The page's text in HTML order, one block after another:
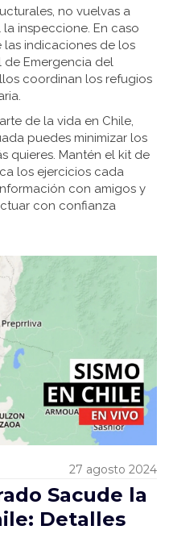
no vuelvas a
inspeccione. En caso
las indicaciones de los
de Emergencia del
coordinan los refugios
de la vida en Chile,
puedes minimizar los
quieres. Mantén el kit de
los ejercicios cada
con amigos y
con confianza
27 agosto 2024
Sacude la
Detalles